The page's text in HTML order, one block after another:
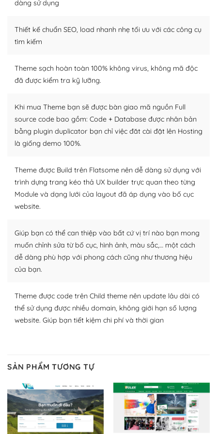
– Sở hữu một cộng đồng lớn, sẵn sàng hỗ trợ
khổng lồ được kiểm duyệt bởi các nhân viên và những
người cuồng tín WordPress.
kiếm những cộng đồng WordPress, họ sẽ giúp bạn trả
lời, giải đáp vấn đề của bạn.
Cộng đồng sử dụng WordPress sẵn sàng hỗ trợ bạn
Plugin mở rộng là thành phần cài đặt thêm vào
WordPress để tăng thêm các tính năng cần thiết. Có
nhiều plugin trả phí hoặc miễn phí.
plugin của WordPress rất phong phú. Bạn có thể thỏa
thích chọn lựa plugin và themes phù hợp cho mục đích
lập website của mình.
– Dễ sử dụng
Với mọi Hosting bất kỳ thì WordPress đều có thể dễ
Và bạn có toàn quyền tự do khi quyết định nơi lưu trữ
trang web WordPress của bạn.
Dễ dàng lựa chọn Hosting cho website WordPress
– Bảo mật cực tốt
dàng sử dụng
Thiết kế chuẩn SEO, load nhanh nhẹ tối ưu với các công cụ
tìm kiếm
Theme sạch hoàn toàn 100% không virus, không mã độc
đã được kiểm tra kỹ lưỡng.
Khi mua Theme bạn sẽ được bàn giao mã nguồn Full
source code bao gồm: Code + Database được nhân bản
bằng plugin duplicator bạn chỉ việc đăt cài đặt lên Hosting
là giống demo 100%.
Theme được Build trên Flatsome nên dễ dàng sử dụng với
trình dựng trang kéo thả UX builder trực quan theo từng
Module và dạng lưới của layout đã áp dụng vào bố cục
website.
Giúp bạn có thể can thiệp vào bất cứ vị trí nào bạn mong
muốn chỉnh sửa từ bố cục, hình ảnh, màu sắc,… một cách
dễ dàng phù hợp với phong cách cũng như thương hiệu
của bạn.
Theme được code trên Child theme nên update lâu dài có
thể sử dụng được nhiều domain, không giới hạn số lượng
website. Giúp bạn tiết kiệm chi phí và thời gian
SẢN PHẨM TƯƠNG TỰ